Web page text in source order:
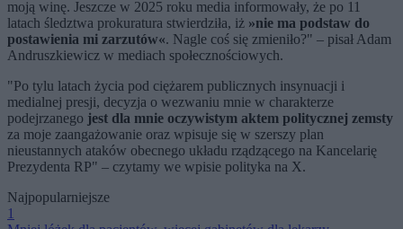
moją winę. Jeszcze w 2025 roku media informowały, że po 11
latach śledztwa prokuratura stwierdziła, iż »nie ma podstaw do
postawienia mi zarzutów«. Nagle coś się zmieniło?" – pisał Adam
Andruszkiewicz w mediach społecznościowych.
"Po tylu latach życia pod ciężarem publicznych insynuacji i
medialnej presji, decyzja o wezwaniu mnie w charakterze
podejrzanego jest dla mnie oczywistym aktem politycznej zemsty
za moje zaangażowanie oraz wpisuje się w szerszy plan
nieustannych ataków obecnego układu rządzącego na Kancelarię
Prezydenta RP" – czytamy we wpisie polityka na X.
Najpopularniejsze
1